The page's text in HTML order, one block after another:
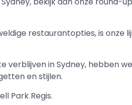
restaurantopties, is onze
verblijven in Sydney, hebben
en stijlen.
Park Regis.